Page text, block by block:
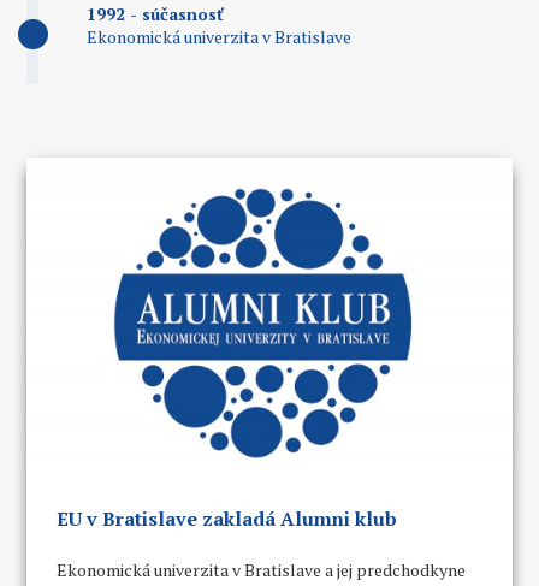
1992 - súčasnosť
Ekonomická univerzita v Bratislave
EU v Bratislave zakladá Alumni klub
Ekonomická univerzita v Bratislave a jej predchodkyne